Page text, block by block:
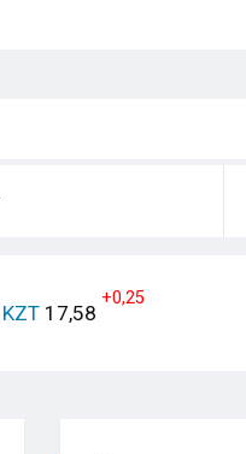
KZT 17,58
+0,25